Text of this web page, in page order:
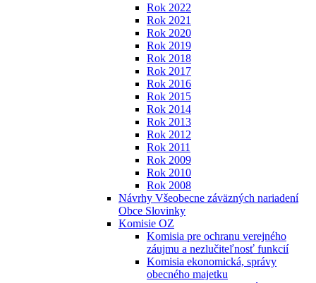
Rok 2022
Rok 2021
Rok 2020
Rok 2019
Rok 2018
Rok 2017
Rok 2016
Rok 2015
Rok 2014
Rok 2013
Rok 2012
Rok 2011
Rok 2009
Rok 2010
Rok 2008
Návrhy Všeobecne záväzných nariadení
Obce Slovinky
Komisie OZ
Komisia pre ochranu verejného
záujmu a nezlučiteľnosť funkcií
Komisia ekonomická, správy
obecného majetku